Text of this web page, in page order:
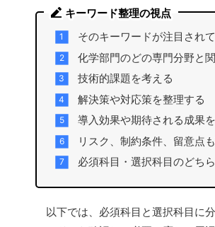
キーワード整理の視点
そのキーワードが注目され
化学部門のどの専門分野と
技術的課題を考える
解決策や対応策を整理する
導入効果や期待される成果
リスク、制約条件、留意点
必須科目・選択科目のどち
以下では、必須科目と選択科目に